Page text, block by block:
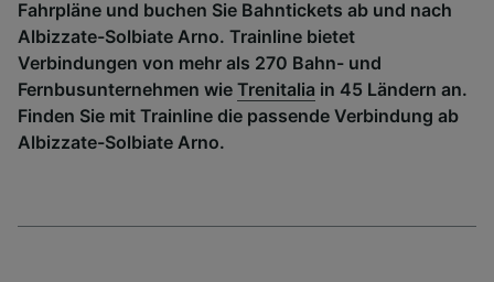
Fahrpläne und buchen Sie Bahntickets ab und nach
Albizzate-Solbiate Arno. Trainline bietet
Verbindungen von mehr als 270 Bahn- und
Fernbusunternehmen wie Trenitalia in 45 Ländern an.
Finden Sie mit Trainline die passende Verbindung ab
Albizzate-Solbiate Arno.